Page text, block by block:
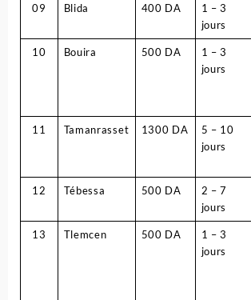
09 Blida 400 DA
1 – 3
jours
10 Bouira 500 DA
1 – 3
jours
11 Tamanrasset 1300 DA
5 – 10
jours
12 Tébessa 500 DA
2 – 7
jours
13 Tlemcen 500 DA
1 – 3
jours